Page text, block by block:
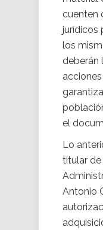
cuenten
jurídicos
los
deberán
el
Lo
titular
Antonio